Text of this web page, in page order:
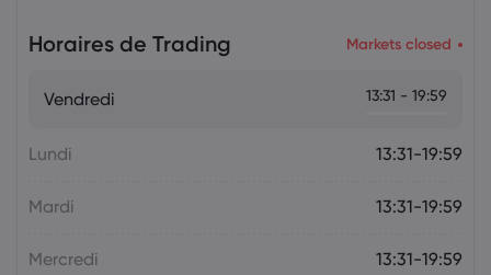
La semaine à venir : l'attention se tourne
Horaires de Trading Markets closed
Vendredi 13:31 - 19:59
Lundi 13:31-19:59
Mardi 13:31-19:59
Mercredi 13:31-19:59